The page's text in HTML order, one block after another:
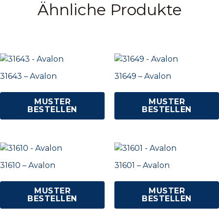
Ähnliche Produkte
31643 – Avalon
MUSTER
BESTELLEN
31649 – Avalon
MUSTER
BESTELLEN
31610 – Avalon
MUSTER
BESTELLEN
31601 – Avalon
MUSTER
BESTELLEN